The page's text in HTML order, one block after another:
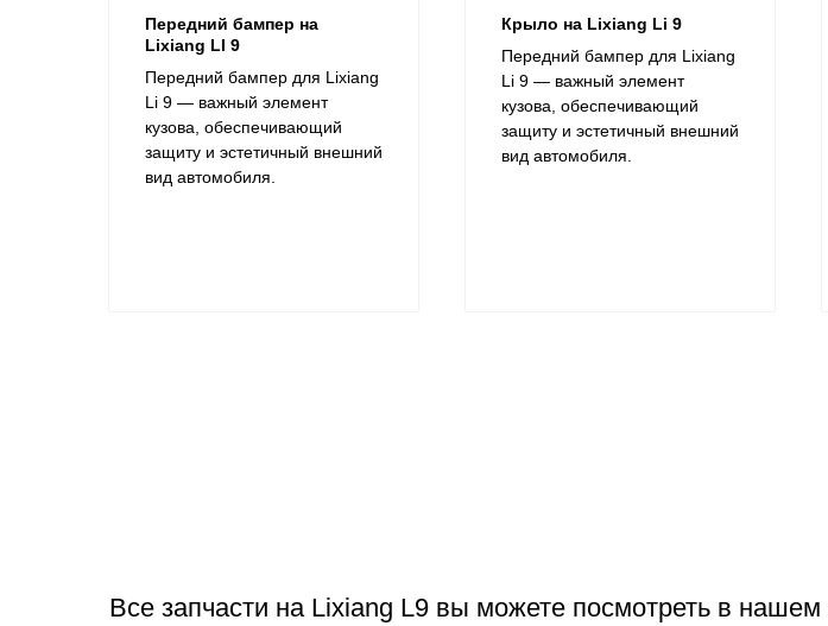
Передний бампер на
Lixiang LI 9
Передний бампер для Lixiang
Li 9 — важный элемент
кузова, обеспечивающий
защиту и эстетичный внешний
вид автомобиля.
Крыло на Lixiang Li 9
Передний бампер для Lixiang
Li 9 — важный элемент
кузова, обеспечивающий
защиту и эстетичный внешний
вид автомобиля.
Все запчасти на Lixiang L9 вы можете посмотреть в нашем